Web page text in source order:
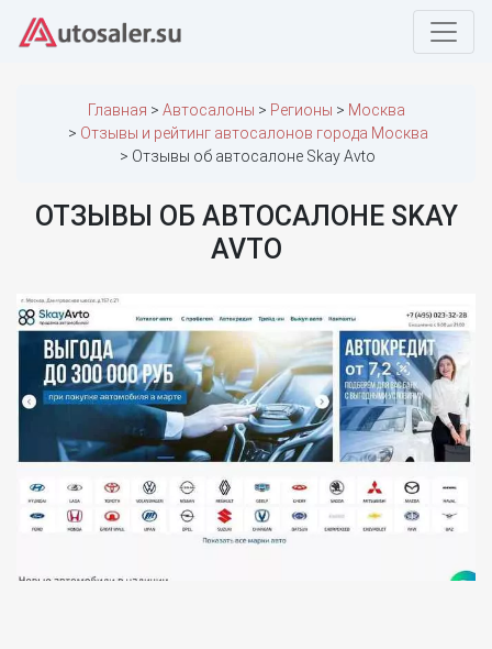
Главная Автосалоны Регионы
Москва
Отзывы и рейтинг автосалонов города Москва
Отзывы об автосалоне Skay Avto
ОТЗЫВЫ ОБ АВТОСАЛОНЕ SKAY
AVTO